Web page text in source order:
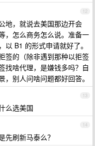
12
地，就说去美国那边开会
，怎么商务怎么说。准备一
B1 的形式申请就好了。
签的（除非遇到那种以拒签
找啥代理，是嫌钱多吗？自
别人问啥问题都好回答。
13
么选美国
14
先刷新马泰么？